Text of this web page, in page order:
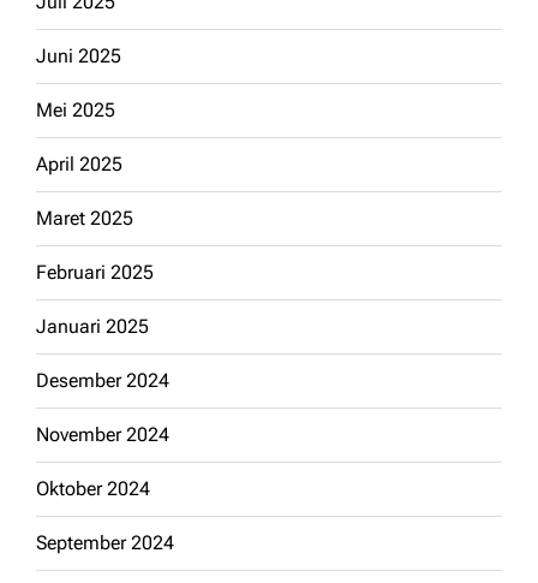
Juni 2025
Mei 2025
April 2025
Maret 2025
Februari 2025
Januari 2025
Desember 2024
November 2024
Oktober 2024
September 2024